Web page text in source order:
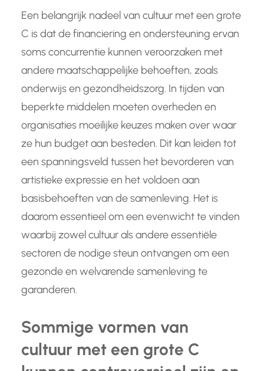
Een belangrijk nadeel van cultuur met een grote
C is dat de financiering en ondersteuning ervan
soms concurrentie kunnen veroorzaken met
andere maatschappelijke behoeften, zoals
onderwijs en gezondheidszorg. In tijden van
beperkte middelen moeten overheden en
organisaties moeilijke keuzes maken over waar
ze hun budget aan besteden. Dit kan leiden tot
een spanningsveld tussen het bevorderen van
artistieke expressie en het voldoen aan
basisbehoeften van de samenleving. Het is
daarom essentieel om een evenwicht te vinden
waarbij zowel cultuur als andere essentiële
sectoren de nodige steun ontvangen om een
gezonde en welvarende samenleving te
garanderen.
Sommige vormen van
cultuur met een grote C